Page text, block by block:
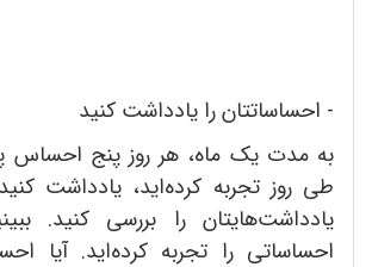
- احساساتتان را یادداشت کنید
به مدت یک ماه، هر روز پنج احساس
طی روز تجربه کرده‌اید، یادداشت
یادداشت‌هایتان را بررسی کنید.
احساساتی را تجربه کرده‌اید. آیا